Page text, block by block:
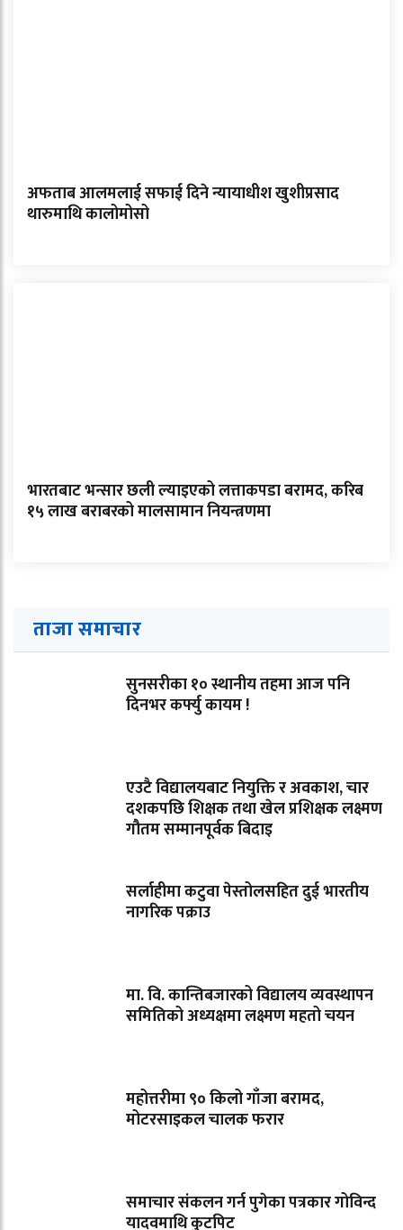
अफताब आलमलाई सफाई दिने न्यायाधीश खुशीप्रसाद
थारुमाथि कालोमोसो
भारतबाट भन्सार छली ल्याइएको लत्ताकपडा बरामद, करिब
१५ लाख बराबरको मालसामान नियन्त्रणमा
ताजा समाचार
सुनसरीका १० स्थानीय तहमा आज पनि
दिनभर कर्फ्यु कायम !
एउटै विद्यालयबाट नियुक्ति र अवकाश, चार
दशकपछि शिक्षक तथा खेल प्रशिक्षक लक्ष्मण
गौतम सम्मानपूर्वक बिदाइ
सर्लाहीमा कटुवा पेस्तोलसहित दुई भारतीय
नागरिक पक्राउ
मा. वि. कान्तिबजारको विद्यालय व्यवस्थापन
समितिको अध्यक्षमा लक्ष्मण महतो चयन
महोत्तरीमा ९० किलो गाँजा बरामद,
मोटरसाइकल चालक फरार
समाचार संकलन गर्न पुगेका पत्रकार गोविन्द
यादवमाथि कुटपिट